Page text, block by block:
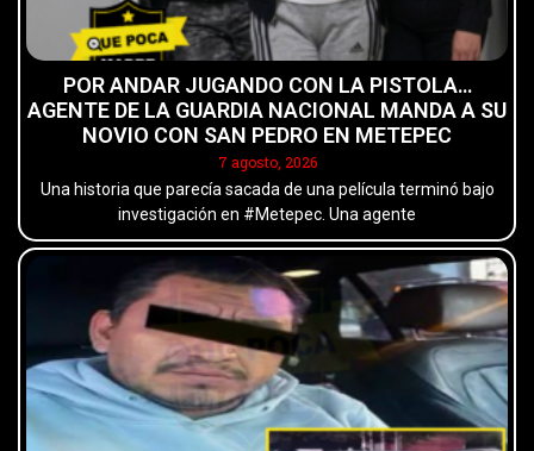
POR ANDAR JUGANDO CON LA PISTOLA…
AGENTE DE LA GUARDIA NACIONAL MANDA A SU
NOVIO CON SAN PEDRO EN METEPEC
7 agosto, 2026
Una historia que parecía sacada de una película terminó bajo
investigación en #Metepec. Una agente